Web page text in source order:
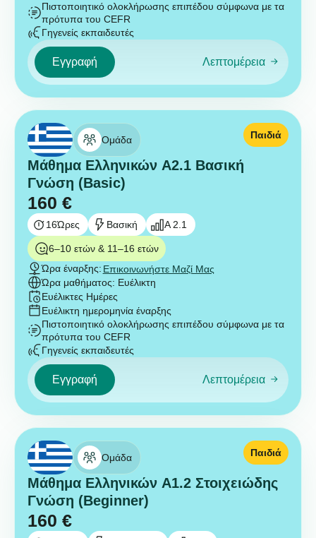
Πιστοποιητικό ολοκλήρωσης επιπέδου σύμφωνα με τα
πρότυπα του CEFR
Γηγενείς εκπαιδευτές
Εγγραφή Λεπτομέρεια
Ομάδα
Μάθημα Ελληνικών A2.1 Βασική
Γνώση (Basic)
160 €
Παιδιά
16Ώρες Βασική A 2.1
6–10 ετών & 11–16 ετών
Ώρα έναρξης: Επικοινωνήστε Μαζί Μας
Ώρα μαθήματος: Ευέλικτη
Ευέλικτες Ημέρες
Ευέλικτη ημερομηνία έναρξης
Πιστοποιητικό ολοκλήρωσης επιπέδου σύμφωνα με τα
πρότυπα του CEFR
Γηγενείς εκπαιδευτές
Εγγραφή Λεπτομέρεια
Ομάδα
Μάθημα Ελληνικών A1.2 Στοιχειώδης
Γνώση (Beginner)
160 €
Παιδιά